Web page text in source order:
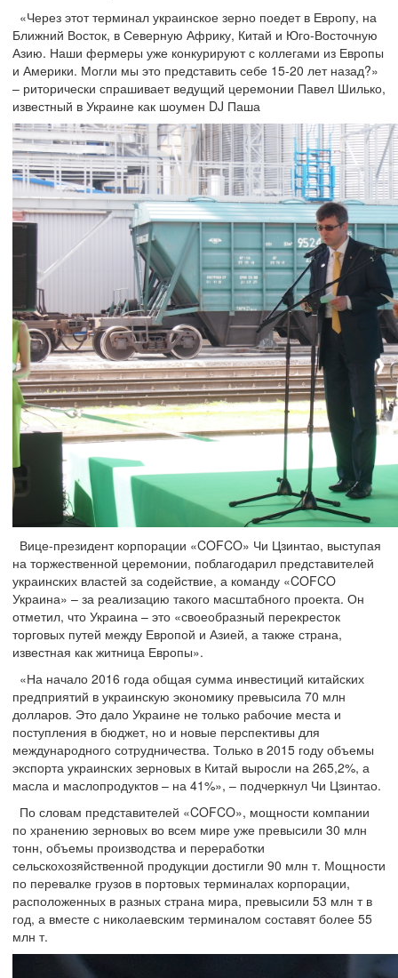
«Через этот терминал украинское зерно поедет в Европу, на
Ближний Восток, в Северную Африку, Китай и Юго-Восточную
Азию. Наши фермеры уже конкурируют с коллегами из Европы
и Америки. Могли мы это представить себе 15-20 лет назад?»
– риторически спрашивает ведущий церемонии Павел Шилько,
известный в Украине как шоумен DJ Паша
Вице-президент корпорации «COFCO» Чи Цзинтао, выступая
на торжественной церемонии, поблагодарил представителей
украинских властей за содействие, а команду «COFCO
Украина» – за реализацию такого масштабного проекта. Он
отметил, что Украина – это «своеобразный перекресток
торговых путей между Европой и Азией, а также страна,
известная как житница Европы».
«На начало 2016 года общая сумма инвестиций китайских
предприятий в украинскую экономику превысила 70 млн
долларов. Это дало Украине не только рабочие места и
поступления в бюджет, но и новые перспективы для
международного сотрудничества. Только в 2015 году объемы
экспорта украинских зерновых в Китай выросли на 265,2%, а
масла и маслопродуктов – на 41%», – подчеркнул Чи Цзинтао.
По словам представителей «COFCO», мощности компании
по хранению зерновых во всем мире уже превысили 30 млн
тонн, объемы производства и переработки
сельскохозяйственной продукции достигли 90 млн т. Мощности
по перевалке грузов в портовых терминалах корпорации,
расположенных в разных страна мира, превысили 53 млн т в
год, а вместе с николаевским терминалом составят более 55
млн т.